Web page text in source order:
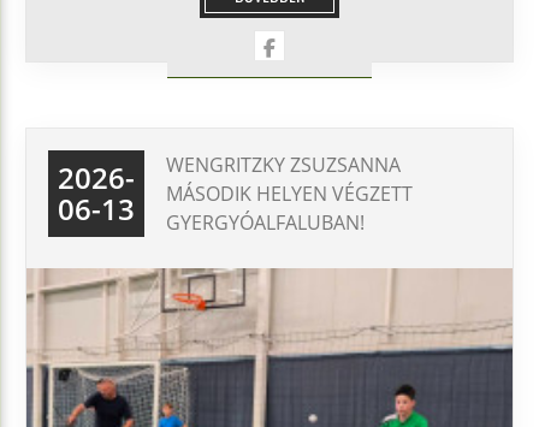
2026-
06-13
WENGRITZKY ZSUZSANNA
MÁSODIK HELYEN VÉGZETT
GYERGYÓALFALUBAN!